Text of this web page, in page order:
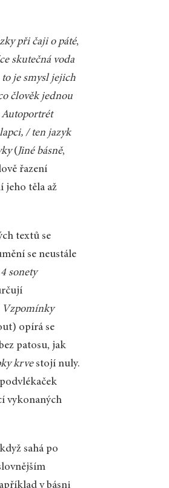
při čaji o páté,
skutečná voda
je smysl jejich
člověk jednou
Autoportrét
/ ten jazyk
(Jiné básně,
řazení
jeho těla až
textů se
se neustále
4 sonety
Vzpomínky
opírá se
patosu, jak
krvestojí nuly.
vykonaných
sahá po
v básni